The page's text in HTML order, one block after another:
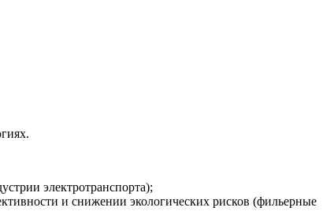
электротранспорта);
и снижении экологических рисков (фильерные